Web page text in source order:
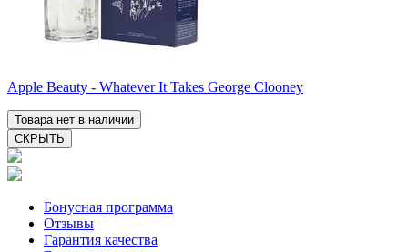
Apple Beauty - Whatever It Takes George Clooney
Товара нет в наличии
СКРЫТЬ
Бонусная программа
Отзывы
Гарантия качества